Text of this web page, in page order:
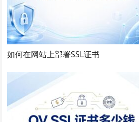
如何在网站上部署SSL证书